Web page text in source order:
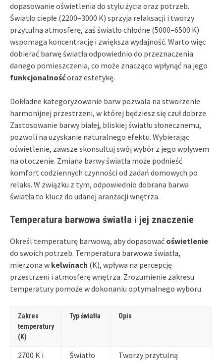
dopasowanie oświetlenia do stylu życia oraz potrzeb.
Światło ciepłe (2200–3000 K) sprzyja relaksacji i tworzy
przytulną atmosferę, zaś światło chłodne (5000–6500 K)
wspomaga koncentrację i zwiększa wydajność. Warto więc
dobierać barwę światła odpowiednio do przeznaczenia
danego pomieszczenia, co może znacząco wpłynąć na jego
funkcjonalnośćoraz estetykę.
Dokładne kategoryzowanie barw pozwala na stworzenie
harmonijnej przestrzeni, w której będziesz się czuł dobrze.
Zastosowanie barwy białej, bliskiej światłu słonecznemu,
pozwoli na uzyskanie naturalnego efektu. Wybierając
oświetlenie, zawsze skonsultuj swój wybór z jego wpływem
na otoczenie. Zmiana barwy światła może podnieść
komfort codziennych czynności od zadań domowych po
relaks. W związku z tym, odpowiednio dobrana barwa
światła to klucz do udanej aranżacji wnętrza.
Temperatura barwowa światła i jej znaczenie
Określ temperaturę barwową, aby dopasować oświetlenie
do swoich potrzeb. Temperatura barwowa światła,
mierzona w kelwinach (K), wpływa na percepcję
przestrzeni i atmosferę wnętrza. Zrozumienie zakresu
temperatury pomoże w dokonaniu optymalnego wyboru.
Zakres
temperatury
(K)
Typ światła Opis
2700 K i
Światło
Tworzy przytulną